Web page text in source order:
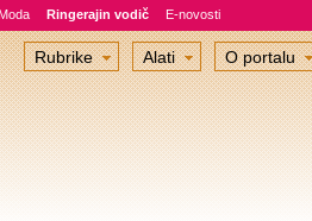
Ringerajin vodič E-novosti
Rubrike Alati O portalu